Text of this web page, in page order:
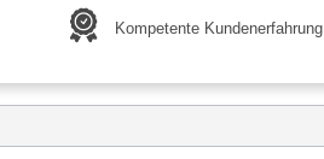
Kompetente Kundenerfahrung